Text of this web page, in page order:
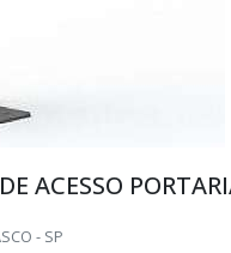
ACESSO
- SP